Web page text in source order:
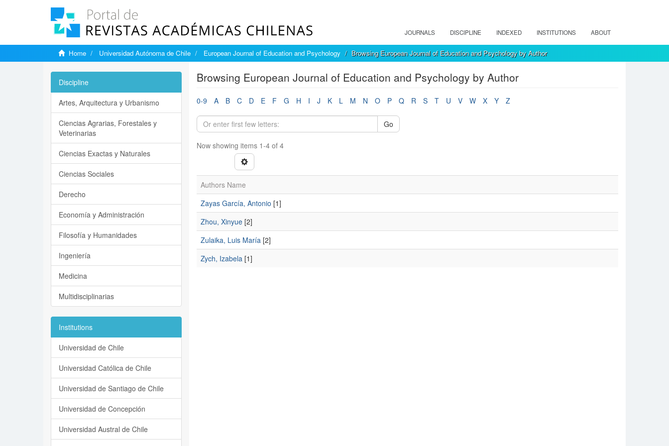
JOURNALS DISCIPLINE INDEXED INSTITUTIONS ABOUT
Home Universidad Autónoma de Chile European Journal of Education and Psychology Browsing European Journal of Education and Psychology by Author
Browsing European Journal of Education and Psychology by Author
0-9 A B C D E F G H I J K L M N O P Q R S T U V W X Y Z
Go
Now showing items 1-4 of 4
Authors Name
Zayas García, Antonio [1]
Zhou, Xinyue[2]
Zulaika, Luis María[2]
Zych, Izabela[1]
Discipline
Artes, Arquitectura y Urbanismo
Ciencias Agrarias, Forestales y
Veterinarias
Ciencias Exactas y Naturales
Ciencias Sociales
Derecho
Economía y Administración
Filosofía y Humanidades
Ingeniería
Medicina
Multidisciplinarias
Institutions
Universidad de Chile
Universidad Católica de Chile
Universidad de Santiago de Chile
Universidad de Concepción
Universidad Austral de Chile